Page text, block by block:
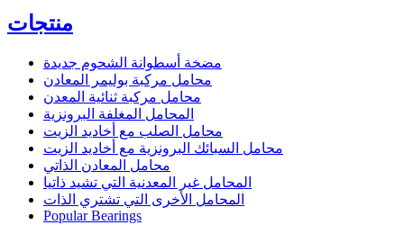
منتجات
مضخة أسطوانة الشحوم جديدة
محامل مركبة بوليمر المعادن
محامل مركبة ثنائية المعدن
المحامل المغلفة البرونزية
محامل الصلب مع أخاديد الزيت
محامل السبائك البرونزية مع أخاديد الزيت
محامل المعادن الذاتي
المحامل غير المعدنية التي تشيد ذاتيا
المحامل الأخرى التي تشتري الذات
Popular Bearings